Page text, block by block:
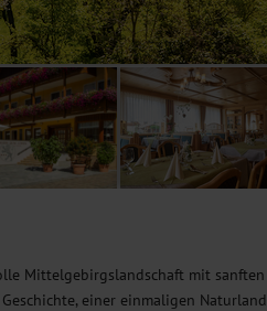
Mittelgebirgslandschaft mit
einer einmaligen
können Ihre Einwilligung jederzeit
um Ihnen personalisierte